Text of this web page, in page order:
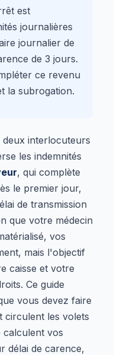
est
journalières
journalier de
de 3 jours.
ce revenu
la subrogation.
deux interlocuteurs
les indemnités
, qui complète
le premier jour,
de transmission
que votre médecin
vos
mais l'objectif
caisse et votre
Ce guide
vous devez faire
circulent les volets
calculent vos
délai de carence,